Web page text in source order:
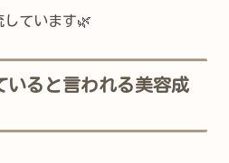
ています🌿
いると言われる美容成